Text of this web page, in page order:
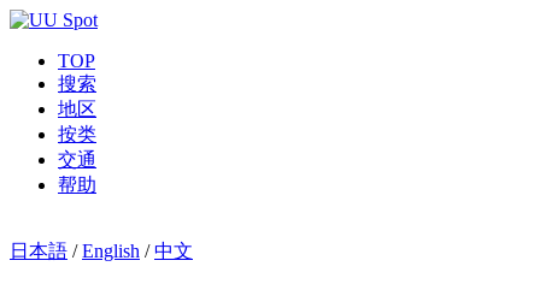
TOP
搜索
地区
按类
交通
帮助
日本語 /English /中文